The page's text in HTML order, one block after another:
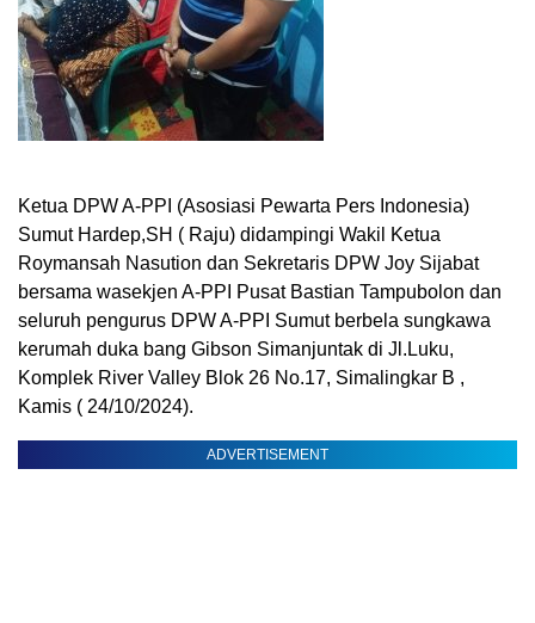
Ketua DPW A-PPI (Asosiasi Pewarta Pers Indonesia)
Sumut Hardep,SH ( Raju) didampingi Wakil Ketua
Roymansah Nasution dan Sekretaris DPW Joy Sijabat
bersama wasekjen A-PPI Pusat Bastian Tampubolon dan
seluruh pengurus DPW A-PPI Sumut berbela sungkawa
kerumah duka bang Gibson Simanjuntak di Jl.Luku,
Komplek River Valley Blok 26 No.17, Simalingkar B ,
Kamis ( 24/10/2024).
ADVERTISEMENT